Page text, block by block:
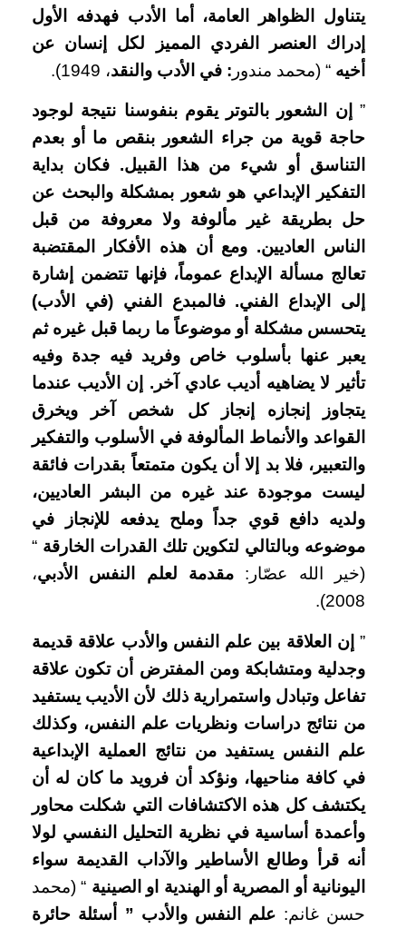
يتناول الظواهر العامة، أما الأدب فهدفه الأول
إدراك العنصر الفردي المميز لكل إنسان عن
أخيه “ (محمد مندور : في الأدب والنقد، 1949).
” إن الشعور بالتوتر يقوم بنفوسنا نتيجة لوجود
حاجة قوية من جراء الشعور بنقص ما أو بعدم
التناسق أو شيء من هذا القبيل. فكان بداية
التفكير الإبداعي هو شعور بمشكلة والبحث عن
حل بطريقة غير مألوفة ولا معروفة من قبل
الناس العاديين. ومع أن هذه الأفكار المقتضبة
تعالج مسألة الإبداع عموماً، فإنها تتضمن إشارة
إلى الإبداع الفني. فالمبدع الفني (في الأدب)
يتحسس مشكلة أو موضوعاً ما ربما قبل غيره ثم
يعبر عنها بأسلوب خاص وفريد فيه جدة وفيه
تأثير لا يضاهيه أديب عادي آخر. إن الأديب عندما
يتجاوز إنجازه إنجاز كل شخص آخر ويخرق
القواعد والأنماط المألوفة في الأسلوب والتفكير
والتعبير، فلا بد إلا أن يكون متمتعاً بقدرات فائقة
ليست موجودة عند غيره من البشر العاديين،
ولديه دافع قوي جداً وملح يدفعه للإنجاز في
موضوعه وبالتالي لتكوين تلك القدرات الخارقة “
(خير الله عصّار: مقدمة لعلم النفس الأدبي،
2008).
” إن العلاقة بين علم النفس والأدب علاقة قديمة
وجدلية ومتشابكة ومن المفترض أن تكون علاقة
تفاعل وتبادل واستمرارية ذلك لأن الأديب يستفيد
من نتائج دراسات ونظريات علم النفس، وكذلك
علم النفس يستفيد من نتائج العملية الإبداعية
في كافة مناحيها، ونؤكد أن فرويد ما كان له أن
يكتشف كل هذه الاكتشافات التي شكلت محاور
وأعمدة أساسية في نظرية التحليل النفسي لولا
أنه قرأ وطالع الأساطير والآداب القديمة سواء
اليونانية أو المصرية أو الهندية او الصينية “ (محمد
حسن غانم: علم النفس والأدب ” أسئلة حائرة